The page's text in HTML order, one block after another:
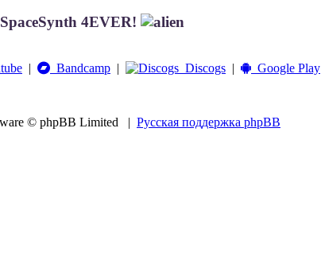
SpaceSynth 4EVER!
| Bandcamp | Discogs | Google Play
© phpBB Limited | Русская поддержка phpBB